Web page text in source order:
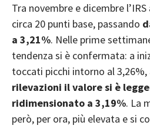
Tra novembre e dicembre l’
circa 20 punti base, passando
a 3,21%. Nelle prime
tendenza si è confermata: a
toccati picchi intorno al 3,26%,
rilevazioni il valore si è
ridimensionato a 3,19%. La
però, per ora, più elevata e si